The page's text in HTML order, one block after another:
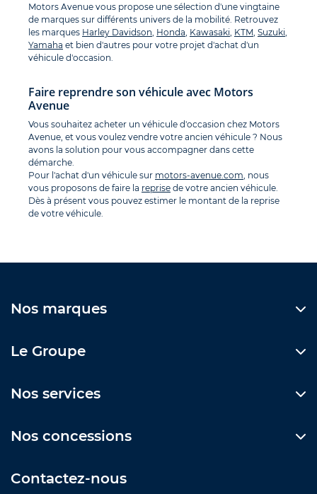
Motors Avenue vous propose une sélection d'une vingtaine
de marques sur différents univers de la mobilité. Retrouvez
les marques Harley Davidson Honda Kawasaki KTM Suzuki
Yamaha et bien d'autres pour votre projet d'achat d'un
véhicule d'occasion.
Faire reprendre son véhicule avec Motors
Avenue
Vous souhaitez acheter un véhicule d'occasion chez Motors
Avenue, et vous voulez vendre votre ancien véhicule ? Nous
avons la solution pour vous accompagner dans cette
démarche.
Pour l'achat d'un véhicule sur motors-avenue.com , nous
vous proposons de faire la reprise de votre ancien véhicule.
Dès à présent vous pouvez estimer le montant de la reprise
de votre véhicule.
Nos marques
Le Groupe
Nos services
Nos concessions
Contactez-nous